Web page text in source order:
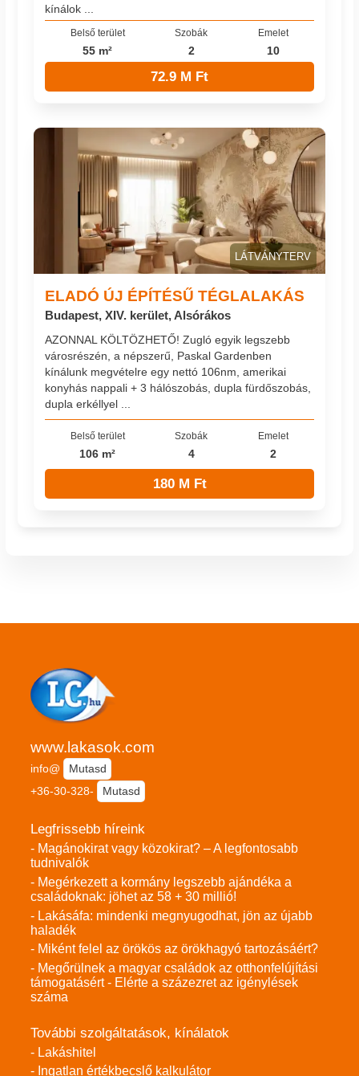
kínálok ...
Belső terület
55 m²
Szobák
2
Emelet
10
72.9 M Ft
LÁTVÁNYTERV
ELADÓ ÚJ ÉPÍTÉSŰ TÉGLALAKÁS
Budapest, XIV. kerület, Alsórákos
AZONNAL KÖLTÖZHETŐ! Zugló egyik legszebb
városrészén, a népszerű, Paskal Gardenben
kínálunk megvételre egy nettó 106nm, amerikai
konyhás nappali + 3 hálószobás, dupla fürdőszobás,
dupla erkéllyel ...
Belső terület
106 m²
Szobák
4
Emelet
2
180 M Ft
www.lakasok.com
info@
Mutasd
+36-30-328-
Mutasd
Legfrissebb híreink
- Magánokirat vagy közokirat? – A legfontosabb
tudnivalók
- Megérkezett a kormány legszebb ajándéka a
családoknak: jöhet az 58 + 30 millió!
- Lakásáfa: mindenki megnyugodhat, jön az újabb
haladék
- Miként felel az örökös az örökhagyó tartozásáért?
- Megőrülnek a magyar családok az otthonfelújítási
támogatásért - Elérte a százezret az igénylések
száma
További szolgáltatások, kínálatok
- Lakáshitel
- Ingatlan értékbecslő kalkulátor